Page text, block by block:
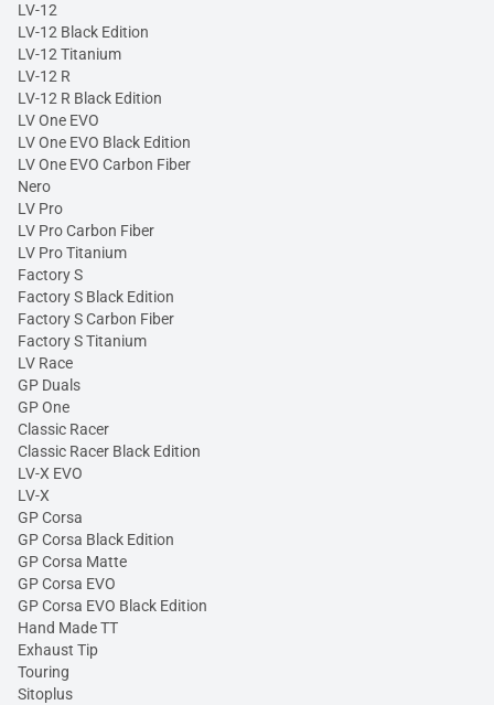
LV-12
LV-12 Black Edition
LV-12 Titanium
LV-12 R
LV-12 R Black Edition
LV One EVO
LV One EVO Black Edition
LV One EVO Carbon Fiber
Nero
LV Pro
LV Pro Carbon Fiber
LV Pro Titanium
Factory S
Factory S Black Edition
Factory S Carbon Fiber
Factory S Titanium
LV Race
GP Duals
GP One
Classic Racer
Classic Racer Black Edition
LV-X EVO
LV-X
GP Corsa
GP Corsa Black Edition
GP Corsa Matte
GP Corsa EVO
GP Corsa EVO Black Edition
Hand Made TT
Exhaust Tip
Touring
Sitoplus